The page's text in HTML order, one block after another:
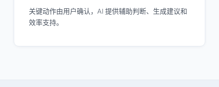
关键动作由用户确认，AI 提供辅助判断、生成建议和
效率支持。